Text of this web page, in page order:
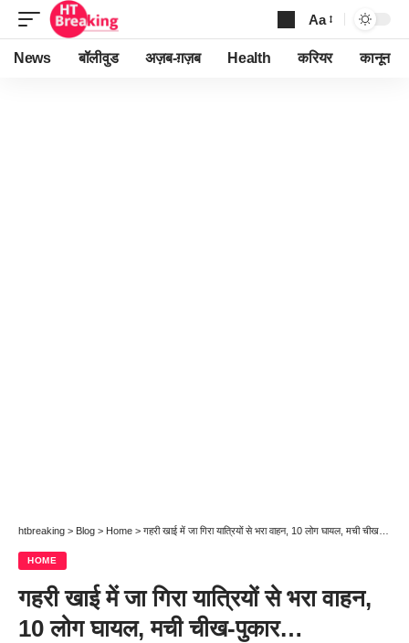
Font
Resizer
Aa
News बॉलीवुड अज़ब-ग़ज़ब Health करियर कानून
htbreaking > Blog > Home > गहरी खाई में जा गिरा यात्रियों से भरा वाहन, 10 लोग घायल, मची चीख-पुकार…
HOME
गहरी खाई में जा गिरा यात्रियों से भरा वाहन,
10 लोग घायल, मची चीख-पुकार…